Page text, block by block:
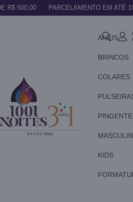
R$ 500,00 PARCELAMENTO EM ATÉ
ANÉIS
BRINCOS
COLARES
KIDS